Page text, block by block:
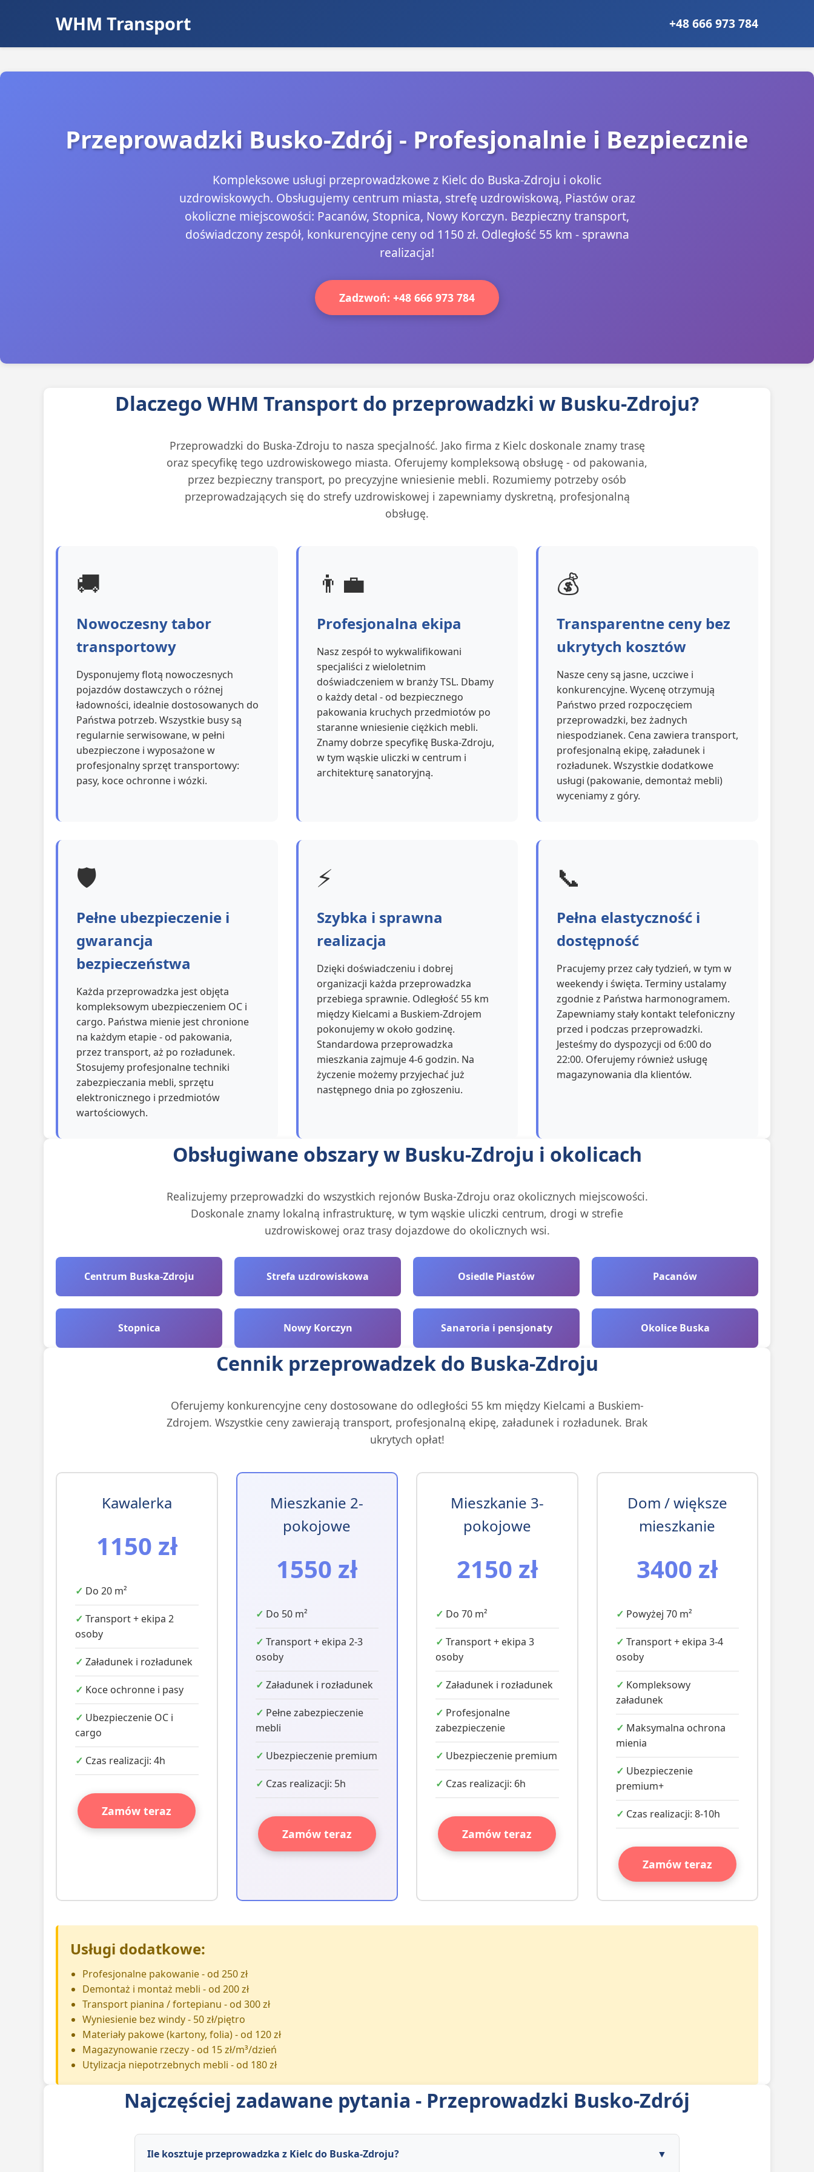
WHM Transport +48 666 973 784
Przeprowadzki Busko-Zdrój - Profesjonalnie i Bezpiecznie
Kompleksowe usługi przeprowadzkowe z Kielc do Buska-Zdroju i okolic
uzdrowiskowych. Obsługujemy centrum miasta, strefę uzdrowiskową, Piastów oraz
okoliczne miejscowości: Pacanów, Stopnica, Nowy Korczyn. Bezpieczny transport,
doświadczony zespół, konkurencyjne ceny od 1150 zł. Odległość 55 km - sprawna
realizacja!
Zadzwoń: +48 666 973 784
Dlaczego WHM Transport do przeprowadzki w Busku-Zdroju?
Przeprowadzki do Buska-Zdroju to nasza specjalność. Jako firma z Kielc doskonale znamy trasę
oraz specyfikę tego uzdrowiskowego miasta. Oferujemy kompleksową obsługę - od pakowania,
przez bezpieczny transport, po precyzyjne wniesienie mebli. Rozumiemy potrzeby osób
przeprowadzających się do strefy uzdrowiskowej i zapewniamy dyskretną, profesjonalną
obsługę.
🚚
Nowoczesny tabor
transportowy
Dysponujemy flotą nowoczesnych
pojazdów dostawczych o różnej
ładowności, idealnie dostosowanych do
Państwa potrzeb. Wszystkie busy są
regularnie serwisowane, w pełni
ubezpieczone i wyposażone w
profesjonalny sprzęt transportowy:
pasy, koce ochronne i wózki.
👨‍💼
Profesjonalna ekipa
Nasz zespół to wykwalifikowani
specjaliści z wieloletnim
doświadczeniem w branży TSL. Dbamy
o każdy detal - od bezpiecznego
pakowania kruchych przedmiotów po
staranne wniesienie ciężkich mebli.
Znamy dobrze specyfikę Buska-Zdroju,
w tym wąskie uliczki w centrum i
architekturę sanatoryjną.
💰
Transparentne ceny bez
ukrytych kosztów
Nasze ceny są jasne, uczciwe i
konkurencyjne. Wycenę otrzymują
Państwo przed rozpoczęciem
przeprowadzki, bez żadnych
niespodzianek. Cena zawiera transport,
profesjonalną ekipę, załadunek i
rozładunek. Wszystkie dodatkowe
usługi (pakowanie, demontaż mebli)
wyceniamy z góry.
🛡️
Pełne ubezpieczenie i
gwarancja
bezpieczeństwa
Każda przeprowadzka jest objęta
kompleksowym ubezpieczeniem OC i
cargo. Państwa mienie jest chronione
na każdym etapie - od pakowania,
przez transport, aż po rozładunek.
Stosujemy profesjonalne techniki
zabezpieczania mebli, sprzętu
elektronicznego i przedmiotów
wartościowych.
⚡
Szybka i sprawna
realizacja
Dzięki doświadczeniu i dobrej
organizacji każda przeprowadzka
przebiega sprawnie. Odległość 55 km
między Kielcami a Buskiem-Zdrojem
pokonujemy w około godzinę.
Standardowa przeprowadzka
mieszkania zajmuje 4-6 godzin. Na
życzenie możemy przyjechać już
następnego dnia po zgłoszeniu.
📞
Pełna elastyczność i
dostępność
Pracujemy przez cały tydzień, w tym w
weekendy i święta. Terminy ustalamy
zgodnie z Państwa harmonogramem.
Zapewniamy stały kontakt telefoniczny
przed i podczas przeprowadzki.
Jesteśmy do dyspozycji od 6:00 do
22:00. Oferujemy również usługę
magazynowania dla klientów.
Obsługiwane obszary w Busku-Zdroju i okolicach
Realizujemy przeprowadzki do wszystkich rejonów Buska-Zdroju oraz okolicznych miejscowości.
Doskonale znamy lokalną infrastrukturę, w tym wąskie uliczki centrum, drogi w strefie
uzdrowiskowej oraz trasy dojazdowe do okolicznych wsi.
Centrum Buska-Zdroju Strefa uzdrowiskowa Osiedle Piastów Pacanów
Stopnica Nowy Korczyn Sanатoria i pensjonaty Okolice Buska
Cennik przeprowadzek do Buska-Zdroju
Oferujemy konkurencyjne ceny dostosowane do odległości 55 km między Kielcami a Buskiem-
Zdrojem. Wszystkie ceny zawierają transport, profesjonalną ekipę, załadunek i rozładunek. Brak
ukrytych opłat!
Kawalerka
1150 zł
Do 20 m²
Transport + ekipa 2
osoby
Załadunek i rozładunek
Koce ochronne i pasy
Ubezpieczenie OC i
cargo
Czas realizacji: 4h
Zamów teraz
Mieszkanie 2-
pokojowe
1550 zł
Do 50 m²
Transport + ekipa 2-3
osoby
Załadunek i rozładunek
Pełne zabezpieczenie
mebli
Ubezpieczenie premium
Czas realizacji: 5h
Zamów teraz
Mieszkanie 3-
pokojowe
2150 zł
Do 70 m²
Transport + ekipa 3
osoby
Załadunek i rozładunek
Profesjonalne
zabezpieczenie
Ubezpieczenie premium
Czas realizacji: 6h
Zamów teraz
Dom / większe
mieszkanie
3400 zł
Powyżej 70 m²
Transport + ekipa 3-4
osoby
Kompleksowy
załadunek
Maksymalna ochrona
mienia
Ubezpieczenie
premium+
Czas realizacji: 8-10h
Zamów teraz
Usługi dodatkowe:
Profesjonalne pakowanie - od 250 zł
Demontaż i montaż mebli - od 200 zł
Transport pianina / fortepianu - od 300 zł
Wyniesienie bez windy - 50 zł/piętro
Materiały pakowe (kartony, folia) - od 120 zł
Magazynowanie rzeczy - od 15 zł/m³/dzień
Utylizacja niepotrzebnych mebli - od 180 zł
Najczęściej zadawane pytania - Przeprowadzki Busko-Zdrój
Ile kosztuje przeprowadzka z Kielc do Buska-Zdroju? ▼